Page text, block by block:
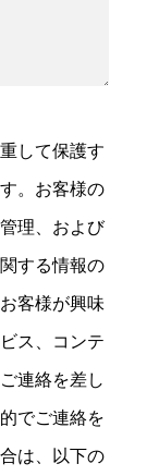
して保護す
。お客様の
理、および
する情報の
客様が興味
ス、コンテ
連絡を差し
でご連絡を
は、以下の